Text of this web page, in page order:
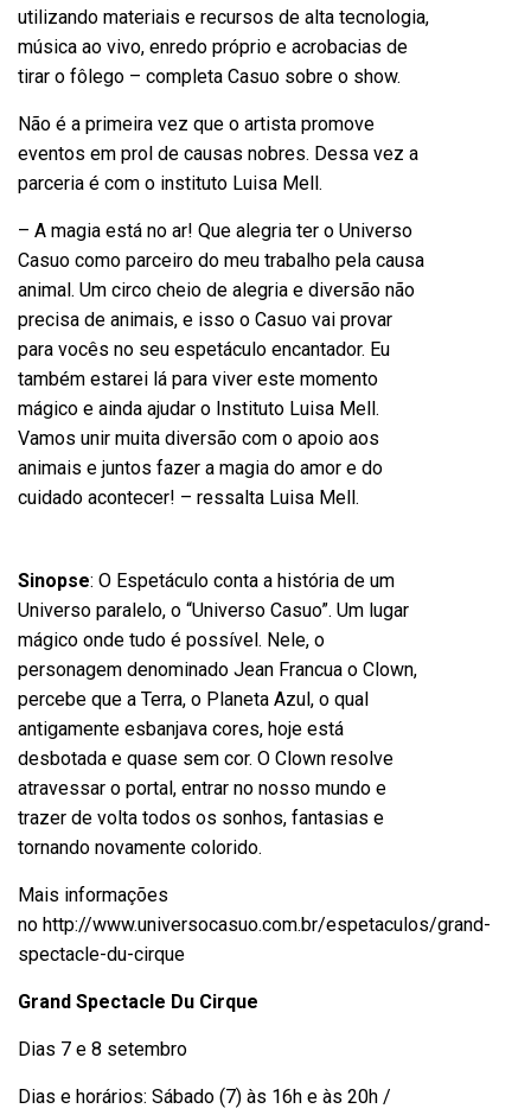
utilizando materiais e recursos de alta tecnologia,
música ao vivo, enredo próprio e acrobacias de
tirar o fôlego – completa Casuo sobre o show.
Não é a primeira vez que o artista promove
eventos em prol de causas nobres. Dessa vez a
parceria é com o instituto Luisa Mell.
– A magia está no ar! Que alegria ter o Universo
Casuo como parceiro do meu trabalho pela causa
animal. Um circo cheio de alegria e diversão não
precisa de animais, e isso o Casuo vai provar
para vocês no seu espetáculo encantador. Eu
também estarei lá para viver este momento
mágico e ainda ajudar o Instituto Luisa Mell.
Vamos unir muita diversão com o apoio aos
animais e juntos fazer a magia do amor e do
cuidado acontecer! – ressalta Luisa Mell.
Sinopse: O Espetáculo conta a história de um
Universo paralelo, o “Universo Casuo”. Um lugar
mágico onde tudo é possível. Nele, o
personagem denominado Jean Francua o Clown,
percebe que a Terra, o Planeta Azul, o qual
antigamente esbanjava cores, hoje está
desbotada e quase sem cor. O Clown resolve
atravessar o portal, entrar no nosso mundo e
trazer de volta todos os sonhos, fantasias e
tornando novamente colorido.
Mais informações
no http://www.universocasuo.com.br/espetaculos/grand-
spectacle-du-cirque
Grand Spectacle Du Cirque
Dias 7 e 8 setembro
Dias e horários: Sábado (7) às 16h e às 20h /